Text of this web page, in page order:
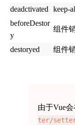
deadctivated
keep-
beforeDestor
y
组件
destoryed 组件
由于Vue
ter/